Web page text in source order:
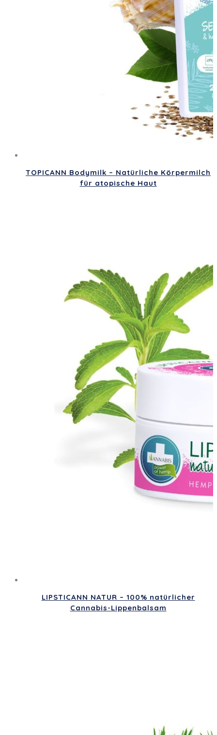
TOPICANN Bodymilk – Natürliche Körpermilch
für atopische Haut
LIPSTICANN NATUR – 100% natürlicher
Cannabis-Lippenbalsam